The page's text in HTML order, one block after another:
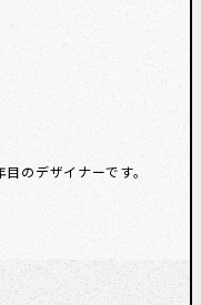
デザイナーです。